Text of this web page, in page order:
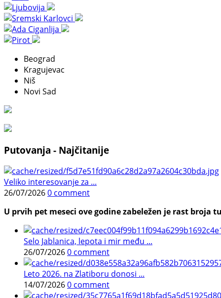
Beograd
Kragujevac
Niš
Novi Sad
Putovanja - Najčitanije
Veliko interesovanje za ...
26/07/20260 comment
U prvih pet meseci ove godine zabeležen je rast
Selo Jablanica, lepota i mir među ...
26/07/20260 comment
Leto 2026. na Zlatiboru donosi ...
14/07/20260 comment